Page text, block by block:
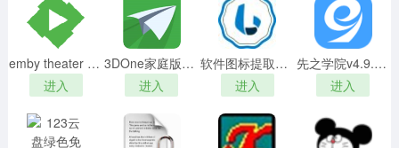
功能特点
1、程序框架自动生成
2、灵活方便的类管理
3、强大的代码编写功能
4、界面设计集成交互操作
5、可开发多种程序
emby theater for windows V16.035 免费版
进入
3DOne家庭版2022 V1.47 官方版
进入
软件图标提取工具V1.2绿色免费v
进入
先之学院v4.9.6电脑版
进入